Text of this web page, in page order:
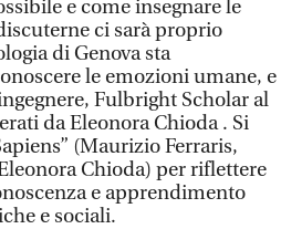
e come insegnare le
ci sarà proprio
di Genova sta
le emozioni umane, e
Fulbright Scholar al
da Eleonora Chioda . Si
(Maurizio Ferraris,
Chioda) per riflettere
e apprendimento
e sociali.